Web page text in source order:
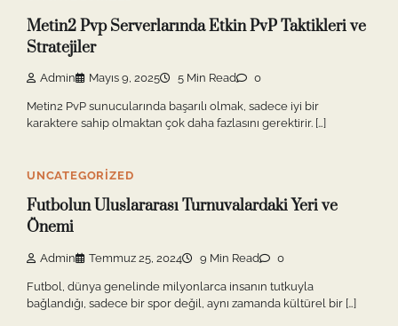
Metin2 Pvp Serverlarında Etkin PvP Taktikleri ve
Stratejiler
Admin Mayıs 9, 2025 5 Min Read 0
Metin2 PvP sunucularında başarılı olmak, sadece iyi bir
karaktere sahip olmaktan çok daha fazlasını gerektirir. […]
UNCATEGORIZED
Futbolun Uluslararası Turnuvalardaki Yeri ve
Önemi
Admin Temmuz 25, 2024 9 Min Read 0
Futbol, dünya genelinde milyonlarca insanın tutkuyla
bağlandığı, sadece bir spor değil, aynı zamanda kültürel bir […]